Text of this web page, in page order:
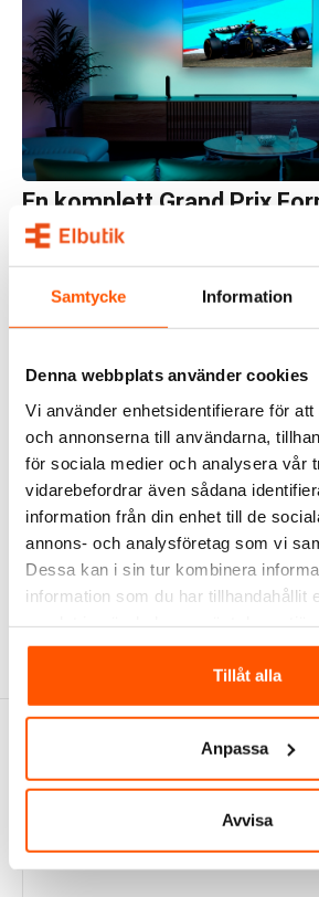
Samtycke Information
Denna webbplats använder cookies
Vi använder enhetsidentifierare för
och annonserna till användarna,
för sociala medier och analysera vår
vidarebefordrar även sådana
information från din enhet till de
annons- och analysföretag som vi
Dessa kan i sin tur kombinera
information som du har tillhandahållit
Tillåt alla
Anpassa
Avvisa
En komplett Grand Prix
För dig som vill ha en komplett
Hue paket med allt från LED-strips
den centrala Hue Bridge.
skärmen. Med intuitiv appstyrning och
röstkommandon blir det enklare än
över din belysning och höja helgens
max!
Taggar:
Philips Hue